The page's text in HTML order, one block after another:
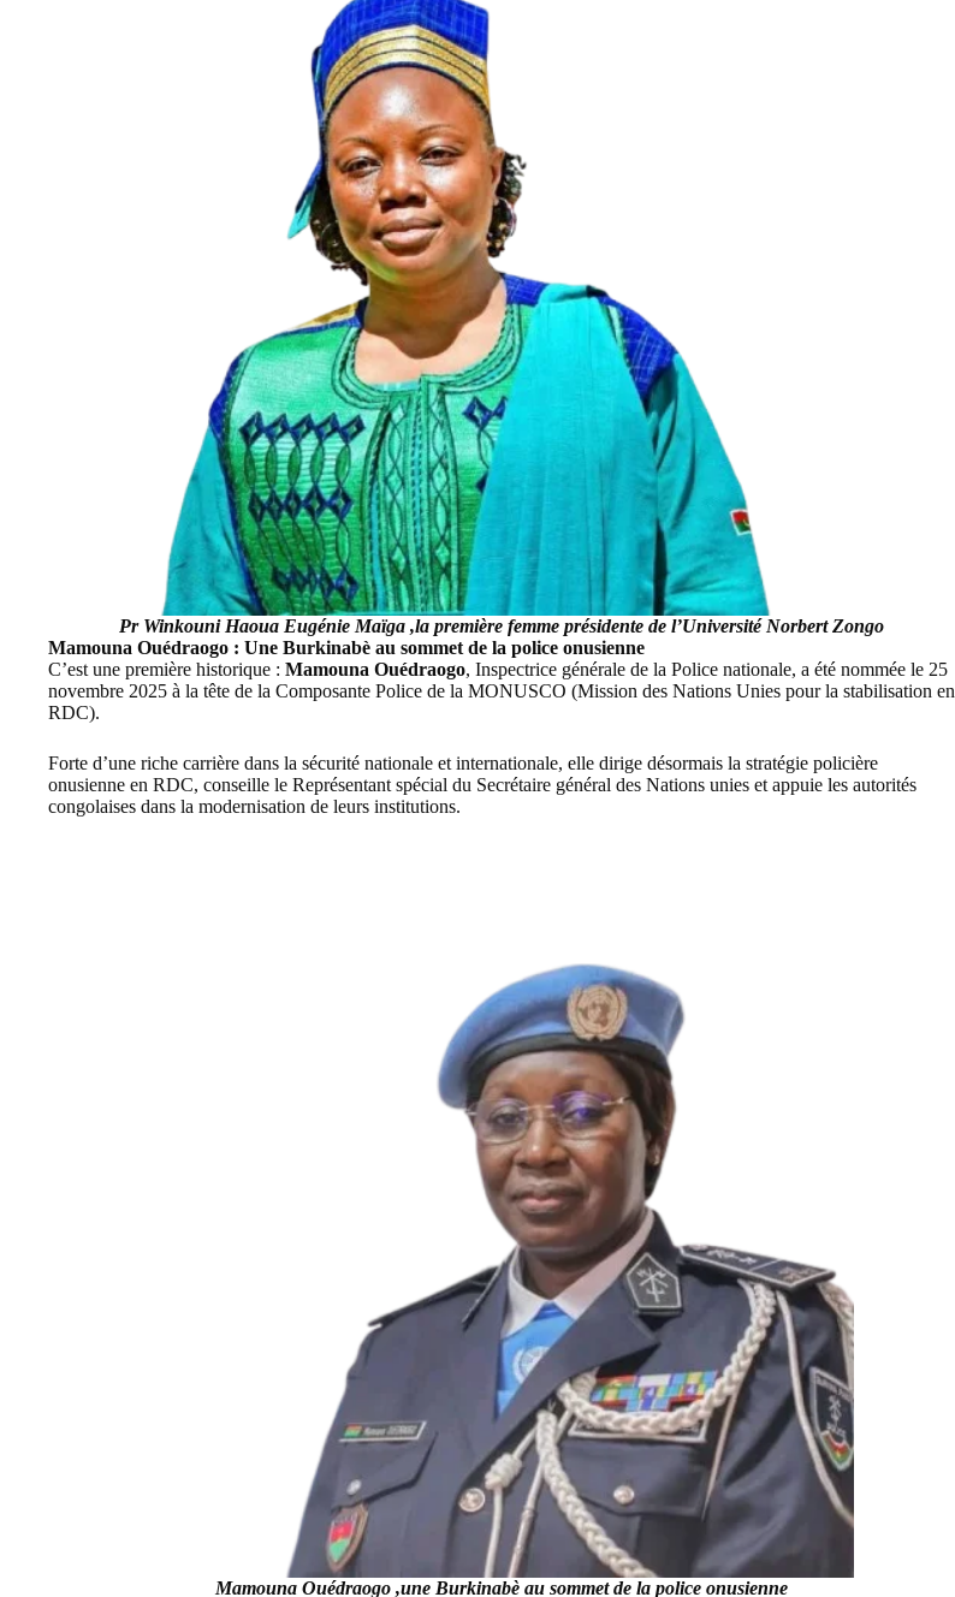
Pr Winkouni Haoua Eugénie Maïga ,la première femme présidente de l’Université Norbert Zongo
Mamouna Ouédraogo : Une Burkinabè au sommet de la police onusienne
C’est une première historique : Mamouna Ouédraogo, Inspectrice générale de la Police nationale, a été nommée le 25
novembre 2025 à la tête de la Composante Police de la MONUSCO (Mission des Nations Unies pour la stabilisation en
RDC).
Forte d’une riche carrière dans la sécurité nationale et internationale, elle dirige désormais la stratégie policière
onusienne en RDC, conseille le Représentant spécial du Secrétaire général des Nations unies et appuie les autorités
congolaises dans la modernisation de leurs institutions.
Mamouna Ouédraogo ,une Burkinabè au sommet de la police onusienne